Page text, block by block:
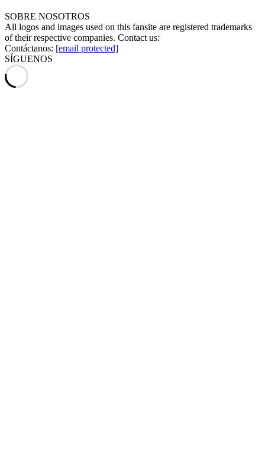
SOBRE NOSOTROS
All logos and images used on this fansite are registered trademarks
of their respective companies. Contact us:
Contáctanos: [email protected]
SÍGUENOS